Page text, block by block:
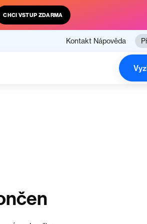
CHCI VSTUP ZDARMA
Kontakt Nápověda